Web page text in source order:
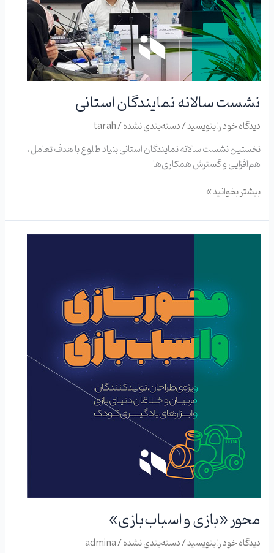
نشست سالانه نمایندگان استانی
دیدگاه‌ خود را بنویسید/دسته‌بندی نشده/
tarah
نخستین نشست سالانه نمایندگان استانی بنیاد طلوع با هدف تعامل،
هم‌افزایی و گسترش همکاری‌ها
بیشتر بخوانید »
محور «بازی و اسباب‌بازی»
دیدگاه‌ خود را بنویسید/دسته‌بندی نشده/
admina